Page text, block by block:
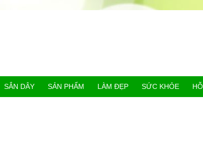
SẮN DÂY SẢN PHẨM LÀM ĐẸP SỨC KHỎE